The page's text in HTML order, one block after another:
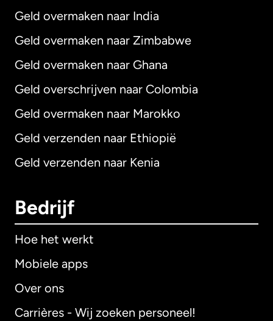
Geld overmaken naar India
Geld overmaken naar Zimbabwe
Geld overmaken naar Ghana
Geld overschrijven naar Colombia
Geld overmaken naar Marokko
Geld verzenden naar Ethiopië
Geld verzenden naar Kenia
Bedrijf
Hoe het werkt
Mobiele apps
Over ons
Carrières - Wij zoeken personeel!